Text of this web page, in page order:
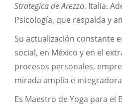
Strategica de Arezzo, Italia.
Psicología, que respalda y
Su actualización constante
social, en México y en el
procesos personales,
mirada amplia e
Es Maestro de Yoga para el